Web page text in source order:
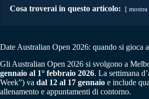
Cosa troverai in questo articolo: mostra
Date Australian Open 2026: quando si gioca
Gli Australian Open 2026 si svolgono a
gennaio al 1° febbraio 2026. La settimana
Week”) va dal 12 al 17 gennaio e include
allenamento e appuntamenti di contorno.